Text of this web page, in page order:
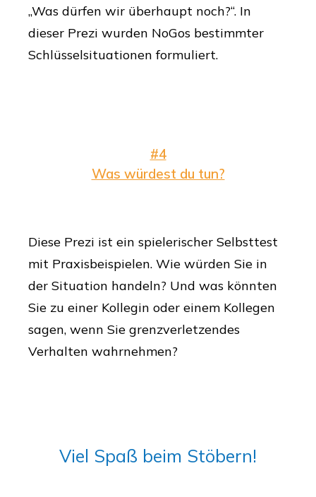
„Was dürfen wir überhaupt noch?“. In
dieser Prezi wurden NoGos bestimmter
Schlüsselsituationen formuliert.
#4
Was würdest du tun?
Diese Prezi ist ein spielerischer Selbsttest
mit Praxisbeispielen. Wie würden Sie in
der Situation handeln? Und was könnten
Sie zu einer Kollegin oder einem Kollegen
sagen, wenn Sie grenzverletzendes
Verhalten wahrnehmen?
Viel Spaß beim Stöbern!